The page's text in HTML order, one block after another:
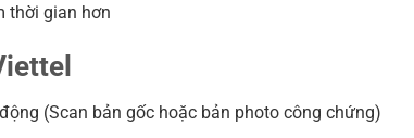
thời gian hơn
(Scan bản gốc hoặc bản photo công chứng)